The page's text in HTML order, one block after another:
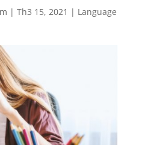
| Th3 15, 2021 | Language